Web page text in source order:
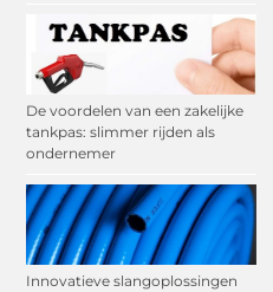
De voordelen van een zakelijke
tankpas: slimmer rijden als
ondernemer
Innovatieve slangoplossingen